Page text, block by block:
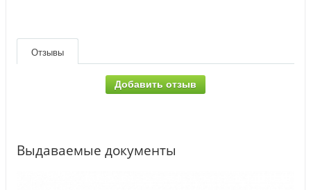
Отзывы
Добавить отзыв
Выдаваемые документы